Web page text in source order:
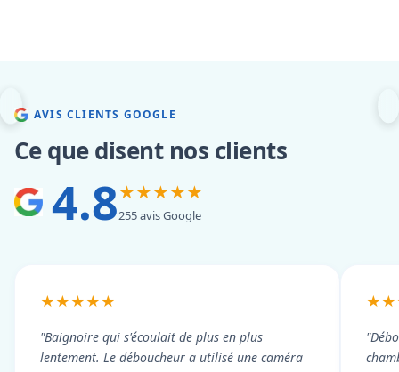
AVIS CLIENTS GOOGLE
Ce que disent nos clients
4.8★★★★★
255 avis Google
★★★★★
"Baignoire qui s'écoulait de plus en plus
lentement. Le déboucheur a utilisé une caméra